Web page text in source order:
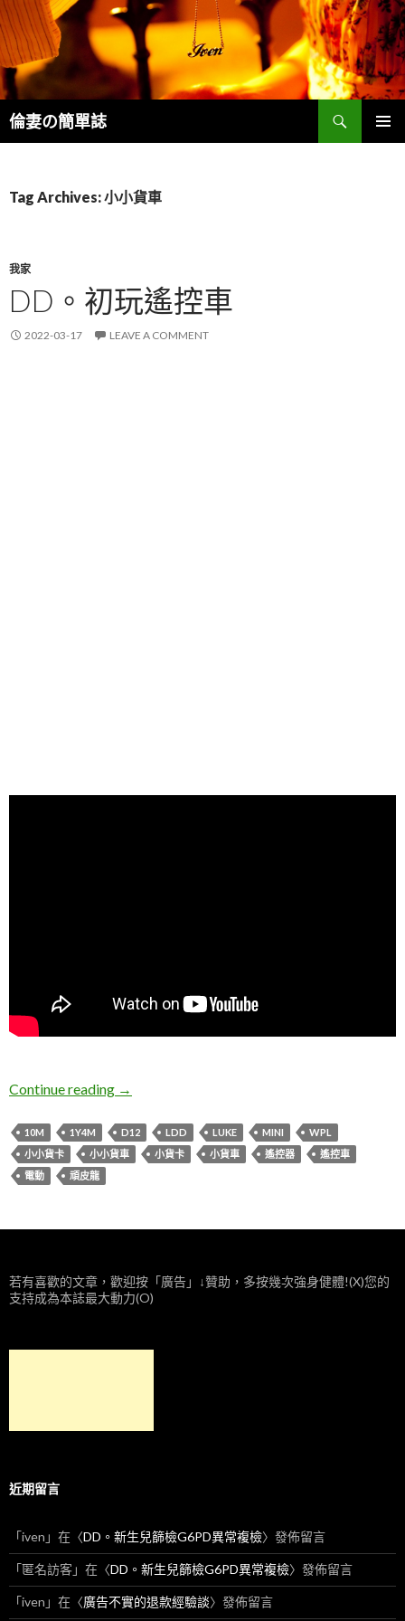
倫妻の簡單誌
Search
Tag Archives: 小小貨車
我家
DD。初玩遙控車
2022-03-17 LEAVE A COMMENT
Continue reading DD。初玩遙控車
→
10M 1Y4M D12 LDD LUKE MINI
WPL
小小貨卡
小小貨車 小貨卡 小貨車 遙控器
遙控車
電動
頑皮龍
若有喜歡的文章，歡迎按「廣告」↓贊助，多按幾次強身健體!(X)您的
支持成為本誌最大動力(O)
近期留言
「iven 」在〈DD。新生兒篩檢G6PD異常複檢〉發佈留言
「匿名訪客」在〈DD。新生兒篩檢G6PD異常複檢〉發佈留言
「iven 」在〈廣告不實的退款經驗談〉發佈留言